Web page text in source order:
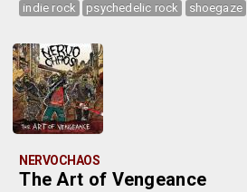
indie rock psychedelic rock shoegaze
NERVOCHAOS
The Art of Vengeance